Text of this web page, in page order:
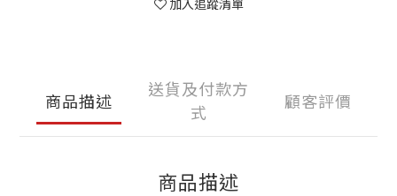
加入追蹤清單
商品描述
送貨及付款方
式
顧客評價
商品描述